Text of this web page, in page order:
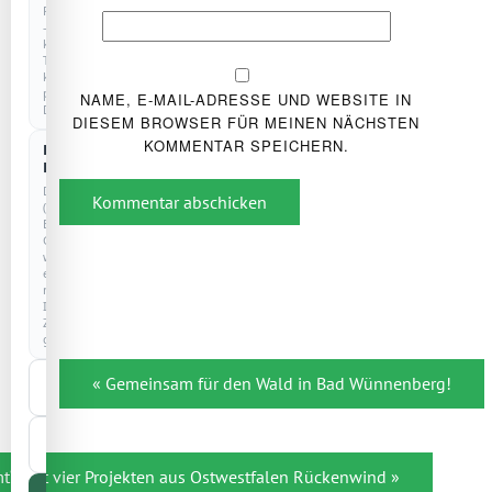
NAME, E-MAIL-ADRESSE UND WEBSITE IN
DIESEM BROWSER FÜR MEINEN NÄCHSTEN
KOMMENTAR SPEICHERN.
Kommentar abschicken
Beitragsnavigation
« Gemeinsam für den Wald in Bad Wünnenberg!
gibt vier Projekten aus Ostwestfalen Rückenwind »
Reichweitenmessung
–
kein
Tracking,
keine
personenbezogenen
Daten.
Externe
Dienste
Drittanbieter
(z.
B.
Google)
werden
erst
nach
Ihrer
Zustimmung
geladen.
Nur
notwendige
speichern